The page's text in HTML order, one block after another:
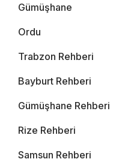
Gümüşhane
Ordu
Trabzon Rehberi
Bayburt Rehberi
Gümüşhane Rehberi
Rize Rehberi
Samsun Rehberi